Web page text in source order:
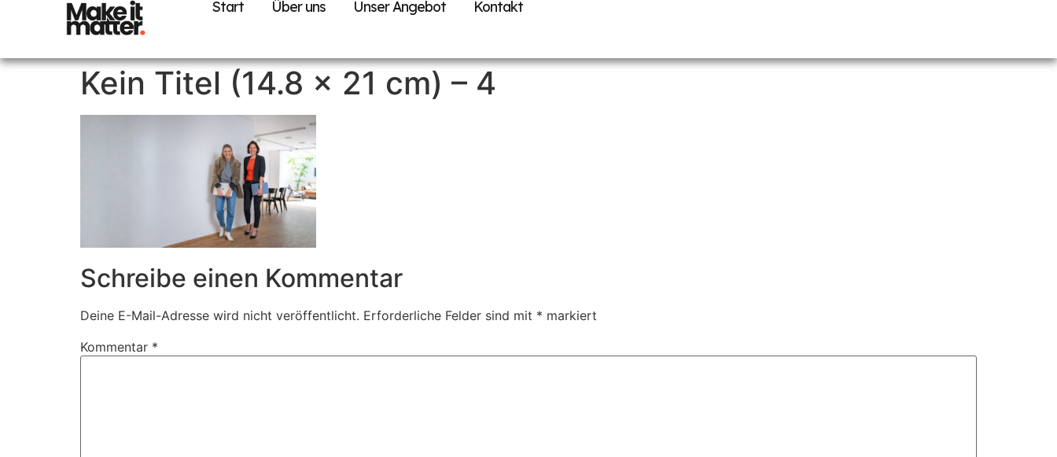
Start Über uns Unser Angebot Kontakt
Kein Titel (14.8 x 21 cm) – 4
Schreibe einen Kommentar
Deine E-Mail-Adresse wird nicht veröffentlicht. Erforderliche Felder sind mit * markiert
Kommentar *